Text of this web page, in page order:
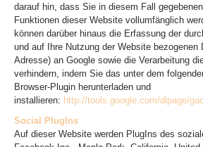
darauf hin, dass Sie in diesem Fall
Funktionen dieser Website vollumfänglich
können darüber hinaus die Erfassung der
und auf Ihre Nutzung der Website bezogenen
Adresse) an Google sowie die Verarbeitung
verhindern, indem Sie das unter dem
Browser-Plugin herunterladen und
installieren: http://tools.google.com/dlpage/
Social PlugIns
Auf dieser Website werden PlugIns des